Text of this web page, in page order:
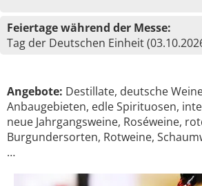
Feiertage während der Messe:
Tag der Deutschen Einheit
Angebote: Destillate, deutsche
Anbaugebieten, edle Spirituosen,
neue Jahrgangsweine, Roséweine,
Burgundersorten, Rotweine,
…